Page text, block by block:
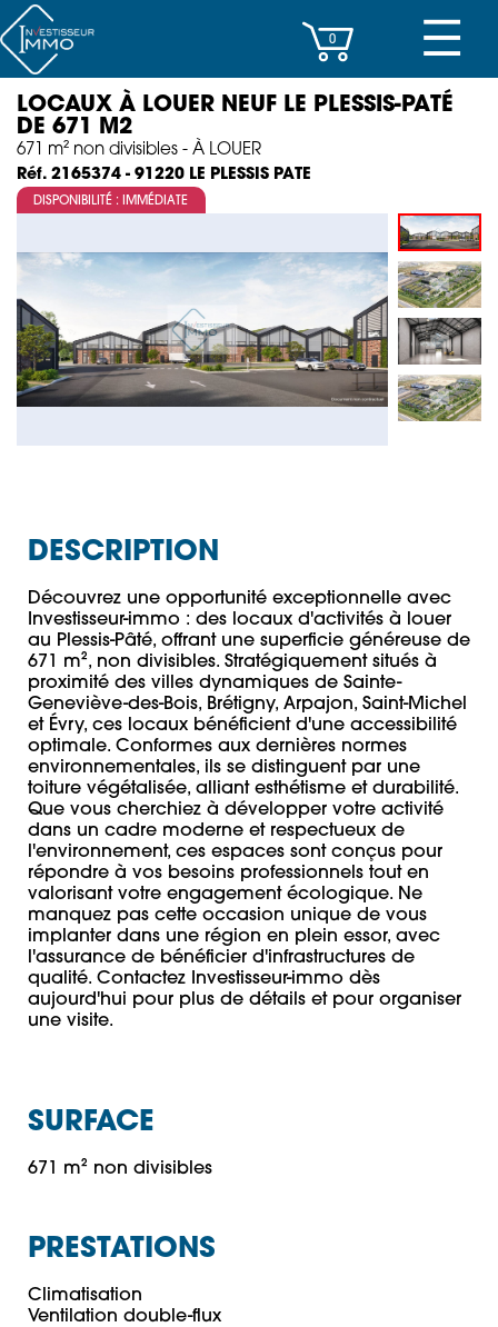
CENTRES D’AFFAIRES
IMMEUBLES DE RAPPORT
PROPERTY MANAGEMENT
PROGRAMMES NEUFS
INVESTISSEMENT
SOCIÉTÉ
☰
0
LOCAUX À LOUER NEUF LE PLESSIS-PATÉ
DE 671 M2
671 m² non divisibles - À LOUER
Réf. 2165374 - 91220 LE PLESSIS PATE
DISPONIBILITÉ : IMMÉDIATE
DESCRIPTION
Découvrez une opportunité exceptionnelle avec
Investisseur-immo : des locaux d'activités à louer
au Plessis-Pâté, offrant une superficie généreuse de
671 m², non divisibles. Stratégiquement situés à
proximité des villes dynamiques de Sainte-
Geneviève-des-Bois, Brétigny, Arpajon, Saint-Michel
et Évry, ces locaux bénéficient d'une accessibilité
optimale. Conformes aux dernières normes
environnementales, ils se distinguent par une
toiture végétalisée, alliant esthétisme et durabilité.
Que vous cherchiez à développer votre activité
dans un cadre moderne et respectueux de
l'environnement, ces espaces sont conçus pour
répondre à vos besoins professionnels tout en
valorisant votre engagement écologique. Ne
manquez pas cette occasion unique de vous
implanter dans une région en plein essor, avec
l'assurance de bénéficier d'infrastructures de
qualité. Contactez Investisseur-immo dès
aujourd'hui pour plus de détails et pour organiser
une visite.
SURFACE
671 m² non divisibles
PRESTATIONS
Climatisation
Ventilation double-flux